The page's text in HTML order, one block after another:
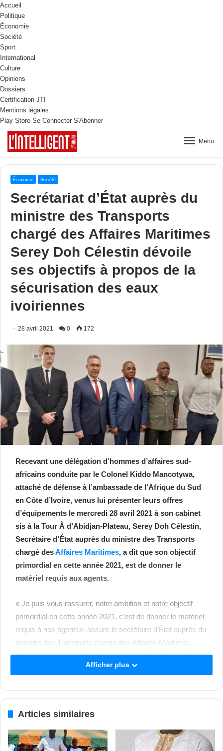
Accueil
Politique
Économie
Société
Sport
International
Culture
Opinions
Dossiers
Certification JTI
Mentions légales
Play Store Se Connecter S'Abonner
Menu
Économie Société
Secrétariat d’État auprès du
ministre des Transports
chargé des Affaires Maritimes
Serey Doh Célestin dévoile
ses objectifs à propos de la
sécurisation des eaux
ivoiriennes
28 avril 2021 0 172
Recevant une délégation d’hommes d’affaires sud-
africains conduite par le Colonel Kiddo Mancotywa,
attaché de défense à l’ambassade de l’Afrique du Sud
en Côte d’Ivoire, venus lui présenter leurs offres
d’équipements le mercredi 28 avril 2021 à son cabinet
sis à la Tour À d’Abidjan-Plateau, Serey Doh Célestin,
Secrétaire d’État auprès du ministre des Transports
chargé desAffaires Maritimes, a dit que son objectif
primordial en cette année 2021, est de donner le
matériel requis aux agents.
« Je puis vous rassurer, notre ambition et notre objectif
primordial en cette année 2021, c’est de donner le matériel
requis à nos agents», assure le secrétaire d’État auprès du
ministre des Transports chargé des Affaires Maritimes,
Sérey Dohau terme de cette rencontre. À cette occasion,
ces hommes d’affaires du pays de Nelson Mandela, ont
drones, les supports logistiques, les radars, les vedettes, la
communication. Le chef de délégation, le Colonel Kiddo
Afficher plus
Articles similaires